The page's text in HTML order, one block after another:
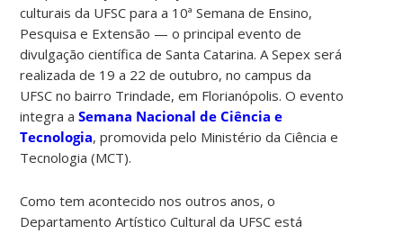
culturais da UFSC para a 10ª Semana de Ensino,
Pesquisa e Extensão — o principal evento de
divulgação científica de Santa Catarina. A Sepex será
realizada de 19 a 22 de outubro, no campus da
UFSC no bairro Trindade, em Florianópolis. O evento
integra aSemana Nacional de Ciência e
Tecnologia, promovida pelo Ministério da Ciência e
Tecnologia (MCT).
Como tem acontecido nos outros anos, o
Departamento Artístico Cultural da UFSC está